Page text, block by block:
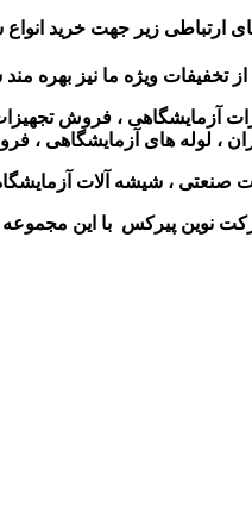
ارتباطی زیر جهت خرید
تخفیفات ویژه ما نیز بهره
آزمایشگاهی ، فروش
، لوله های آزمایشگاهی
صنعتی ، شیشه آلات
نوین پیرکس با این